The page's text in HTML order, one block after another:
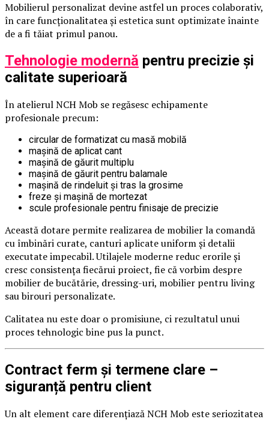
Mobilierul personalizat devine astfel un proces colaborativ,
în care funcționalitatea și estetica sunt optimizate înainte
de a fi tăiat primul panou.
Tehnologie modernă pentru precizie și
calitate superioară
În atelierul NCH Mob se regăsesc echipamente
profesionale precum:
circular de formatizat cu masă mobilă
mașină de aplicat cant
mașină de găurit multiplu
mașină de găurit pentru balamale
mașină de rindeluit și tras la grosime
freze și mașină de mortezat
scule profesionale pentru finisaje de precizie
Această dotare permite realizarea de mobilier la comandă
cu îmbinări curate, canturi aplicate uniform și detalii
executate impecabil. Utilajele moderne reduc erorile și
cresc consistența fiecărui proiect, fie că vorbim despre
mobilier de bucătărie, dressing-uri, mobilier pentru living
sau birouri personalizate.
Calitatea nu este doar o promisiune, ci rezultatul unui
proces tehnologic bine pus la punct.
Contract ferm și termene clare –
siguranță pentru client
Un alt element care diferențiază NCH Mob este seriozitatea